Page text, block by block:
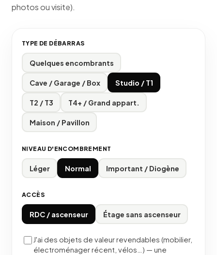
photos ou visite).
TYPE DE DÉBARRAS
Quelques encombrants
Cave / Garage / Box Studio / T1
T2 / T3 T4+ / Grand appart.
Maison / Pavillon
NIVEAU D'ENCOMBREMENT
Léger Normal Important / Diogène
ACCÈS
RDC / ascenseur Étage sans ascenseur
J'ai des objets de valeur revendables (mobilier,
électroménager récent, vélos…) — une